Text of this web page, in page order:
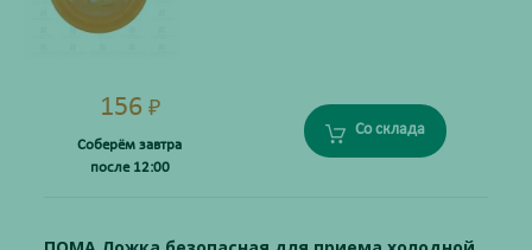
156 ₽
Соберём завтра
после 12:00
Со склада